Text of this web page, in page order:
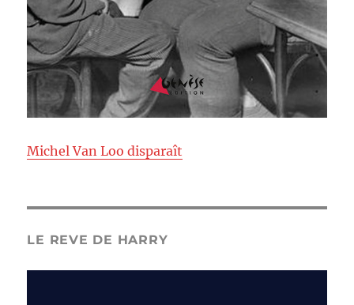
Michel Van Loo disparaît
LE REVE DE HARRY